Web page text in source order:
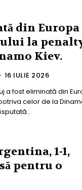
din Europa
la
Kiev.
16 IULIE 2026
a fost eliminată din
celor de la
1-1,
pentru o